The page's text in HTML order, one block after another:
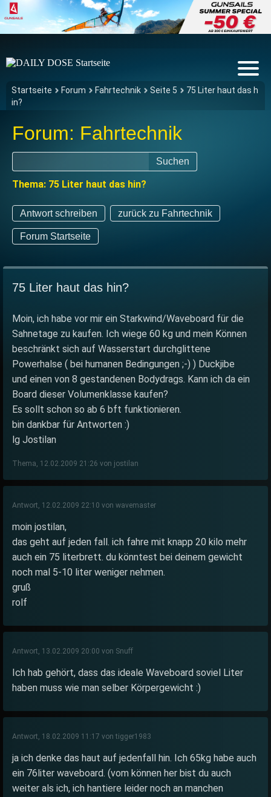
Startseite Forum Fahrtechnik Seite 5
75 Liter haut das h
in?
Forum: Fahrtechnik
Suchen
Thema: 75 Liter haut das hin?
Antwort schreiben zurück zu Fahrtechnik
Forum Startseite
75 Liter haut das hin?
Moin, ich habe vor mir ein Starkwind/Waveboard für die
Sahnetage zu kaufen. Ich wiege 60 kg und mein Können
beschränkt sich auf Wasserstart durchglittene
Powerhalse ( bei humanen Bedingungen ;-) ) Duckjibe
und einen von 8 gestandenen Bodydrags. Kann ich da ein
Board dieser Volumenklasse kaufen?
Es sollt schon so ab 6 bft funktionieren.
bin dankbar für Antworten :)
lg Jostilan
Thema, 12.02.2009 21:26 von jostilan
Antwort, 12.02.2009 22:10 von wavemaster
moin jostilan,
das geht auf jeden fall. ich fahre mit knapp 20 kilo mehr
auch ein 75 literbrett. du könntest bei deinem gewicht
noch mal 5-10 liter weniger nehmen.
gruß
rolf
Antwort, 13.02.2009 20:00 von Snuff
Ich hab gehört, dass das ideale Waveboard soviel Liter
haben muss wie man selber Körpergewicht :)
Antwort, 18.02.2009 11:17 von tigger1983
ja ich denke das haut auf jedenfall hin. Ich 65kg habe auch
ein 76liter waveboard. (vom können her bist du auch
weiter als ich, ich hantiere leider noch an manchen